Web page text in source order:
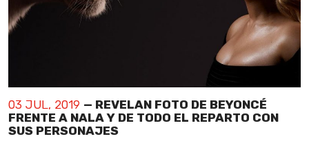
03 JUL, 2019 — REVELAN FOTO DE BEYONCÉ
FRENTE A NALA Y DE TODO EL REPARTO CON
SUS PERSONAJES